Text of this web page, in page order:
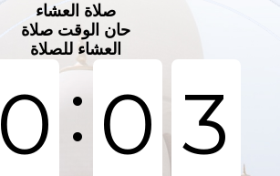
صلاة العشاء
حان الوقت صلاة
العشاء للصلاة
0:0 3